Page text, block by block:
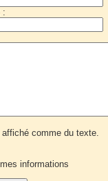
:
comme du texte.
informations